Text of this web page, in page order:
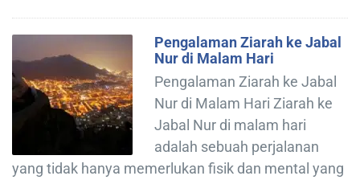
Pengalaman Ziarah ke Jabal
Nur di Malam Hari
Pengalaman Ziarah ke Jabal
Nur di Malam Hari Ziarah ke
Jabal Nur di malam hari
adalah sebuah perjalanan
yang tidak hanya memerlukan fisik dan mental yang